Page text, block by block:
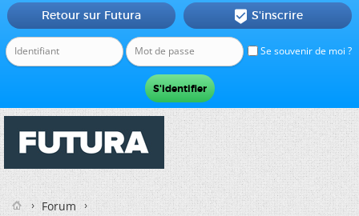
Se souvenir de moi ?
Retour sur Futura  S'inscrire
Forum